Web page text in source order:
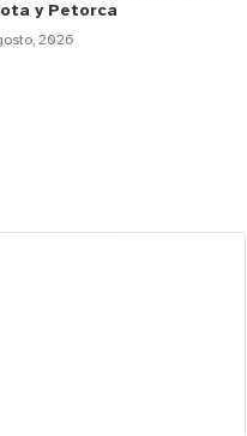
y Petorca
2026